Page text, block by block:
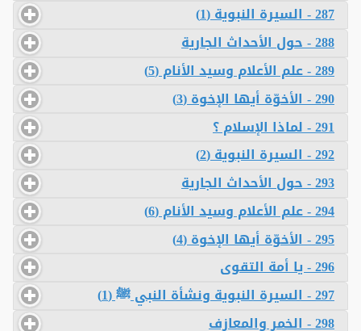
287 - السيرة النبوية (1)
288 - حول الأحداث الجارية
289 - علم الأعلام وسيد الأنام (5)
290 - الأخوّة أيها الإخوة (3)
291 - لماذا الإسلام ؟
292 - السيرة النبوية (2)
293 - حول الأحداث الجارية
294 - علم الأعلام وسيد الأنام (6)
295 - الأخوّة أيها الإخوة (4)
296 - يا أمة التقوى
297 - السيرة النبوية ونشأة النبي ﷺ (1)
298 - الخمر والمعازف